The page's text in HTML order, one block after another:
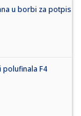
u borbi za potpis
F4